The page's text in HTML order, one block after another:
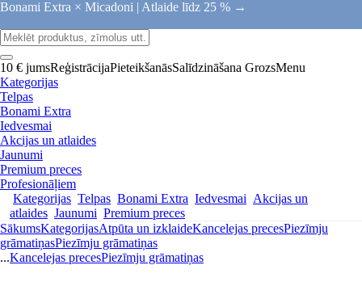
Bonami Extra × Micadoni | Atlaide līdz 25 % →
10 € jumsReģistrācijaPieteikšanāsSalīdzināšana GrozsMenu
Kategorijas
Telpas
Bonami Extra
Iedvesmai
Akcijas un atlaides
Jaunumi
Premium preces
Profesionāļiem
Kategorijas Telpas Bonami Extra Iedvesmai Akcijas un
atlaides Jaunumi Premium preces
SākumsKategorijasAtpūta un izklaideKancelejas precesPiezīmju
grāmatiņasPiezīmju grāmatiņas
...Kancelejas precesPiezīmju grāmatiņas